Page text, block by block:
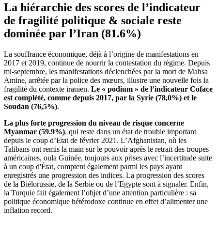
La hiérarchie des scores de l’indicateur
de fragilité politique & sociale reste
dominée par l’Iran (81.6%)
La souffrance économique, déjà à l’origine de manifestations en
2017 et 2019, continue de nourrir la contestation du régime. Depuis
mi-septembre, les manifestations déclenchées par la mort de Mahsa
Amine, arrêtée par la police des mœurs, illustre une nouvelle fois la
fragilité du contexte iranien. Le « podium » de l’indicateur Coface
est complété, comme depuis 2017, par la Syrie (78,0%) et le
Soudan (76,5%).
La plus forte progression du niveau de risque concerne
Myanmar (59.9%), qui reste dans un état de trouble important
depuis le coup d’Etat de février 2021. L’Afghanistan, où les
Talibans ont remis la main sur le pouvoir après le retrait des troupes
américaines, oula Guinée, toujours aux prises avec l’incertitude suite
à un coup d'État, comptent également parmi les pays ayant
enregistrés une progression des indices. La progression des scores
de la Biélorussie, de la Serbie ou de l’Egypte sont à signaler. Enfin,
la Turquie fait également l’objet d’une attention particulière : sa
politique économique hétérodoxe continue en effet d’alimenter une
inflation record.